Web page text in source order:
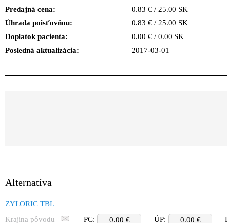
Predajná cena:
0.83 € / 25.00 SK
Úhrada poisťovňou:
0.83 € / 25.00 SK
Doplatok pacienta:
0.00 € / 0.00 SK
Posledná aktualizácia:
2017-03-01
Alternatíva
ZYLORIC TBL
Krajina pôvodu
PC: 0.00 € ÚP: 0.00 €